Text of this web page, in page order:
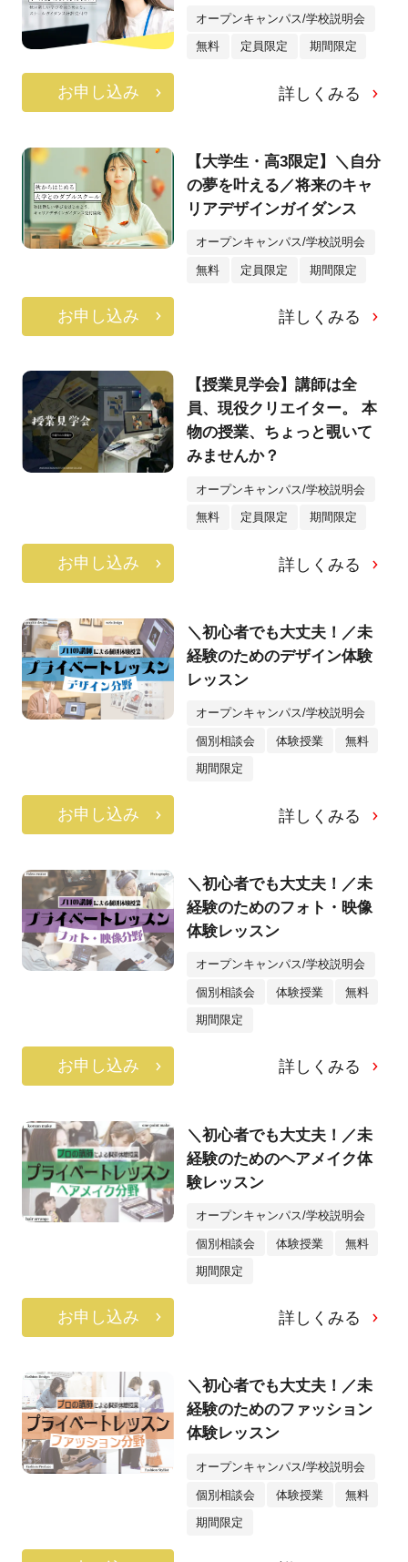
オープンキャンパス/学校説明会
無料 定員限定 期間限定
お申し込み 詳しくみる
【大学生・高3限定】＼自分
の夢を叶える／将来のキャ
リアデザインガイダンス
オープンキャンパス/学校説明会
無料 定員限定 期間限定
お申し込み 詳しくみる
【授業見学会】講師は全
員、現役クリエイター。 本
物の授業、ちょっと覗いて
みませんか？
オープンキャンパス/学校説明会
無料 定員限定 期間限定
お申し込み 詳しくみる
＼初心者でも大丈夫！／未
経験のためのデザイン体験
レッスン
オープンキャンパス/学校説明会
個別相談会 体験授業 無料
期間限定
お申し込み 詳しくみる
＼初心者でも大丈夫！／未
経験のためのフォト・映像
体験レッスン
オープンキャンパス/学校説明会
個別相談会 体験授業 無料
期間限定
お申し込み 詳しくみる
＼初心者でも大丈夫！／未
経験のためのヘアメイク体
験レッスン
オープンキャンパス/学校説明会
個別相談会 体験授業 無料
期間限定
お申し込み 詳しくみる
＼初心者でも大丈夫！／未
経験のためのファッション
体験レッスン
オープンキャンパス/学校説明会
個別相談会 体験授業 無料
期間限定